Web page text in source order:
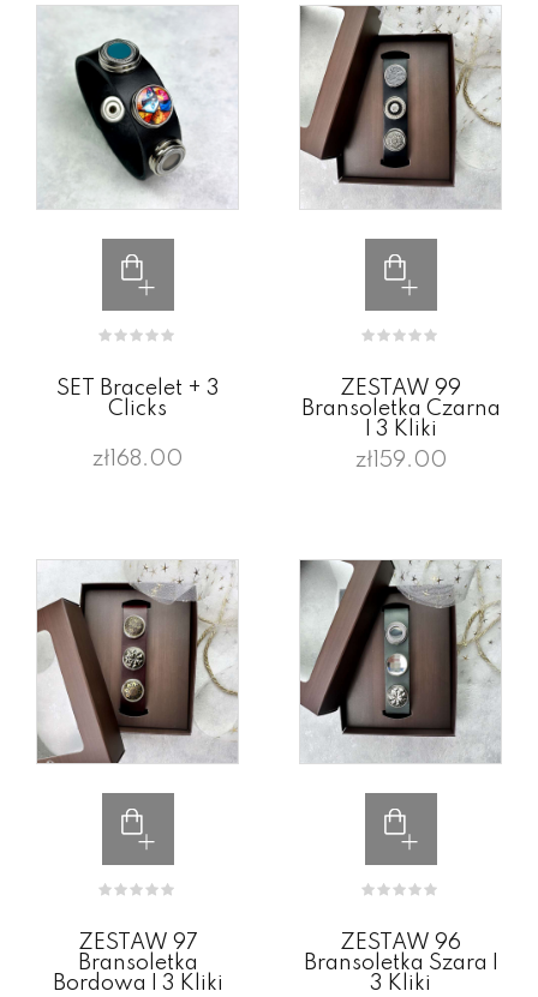
SET Bracelet + 3
Clicks
zł168.00
ZESTAW 99
Bransoletka Czarna
I 3 Kliki
zł159.00
ZESTAW 97
Bransoletka
Bordowa I 3 Kliki
ZESTAW 96
Bransoletka Szara I
3 Kliki